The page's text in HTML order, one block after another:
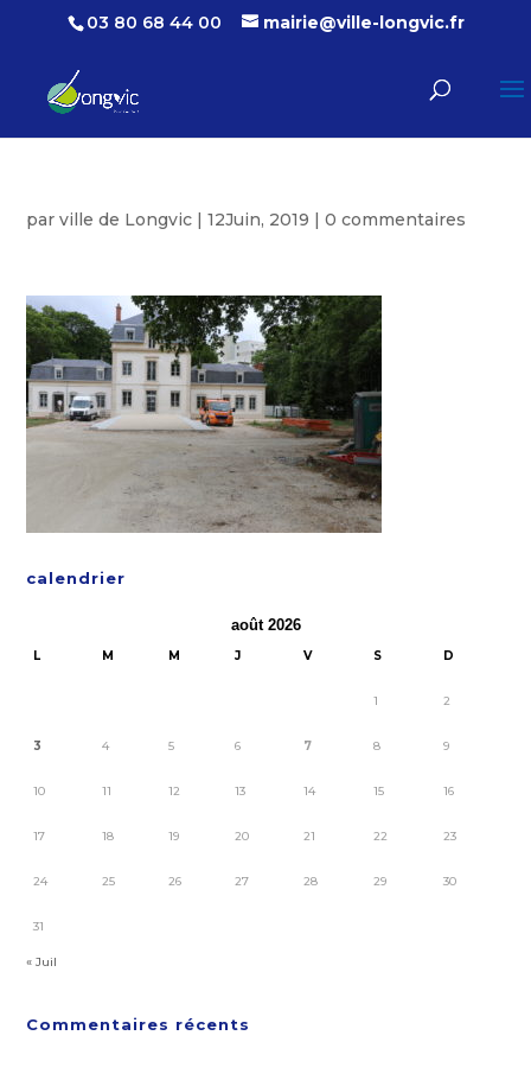
03 80 68 44 00 mairie@ville-longvic.fr
parville de Longvic |12Juin, 2019 |0 commentaires
calendrier
août 2026
L M M J V S D
1 2
3 4 5 6 7 8 9
10 11 12 13 14 15 16
17 18 19 20 21 22 23
24 25 26 27 28 29 30
31
« Juil
Commentaires récents